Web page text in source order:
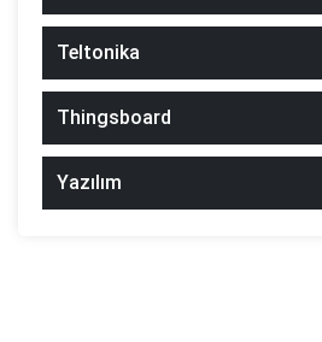
Teltonika
Thingsboard
Yazılım